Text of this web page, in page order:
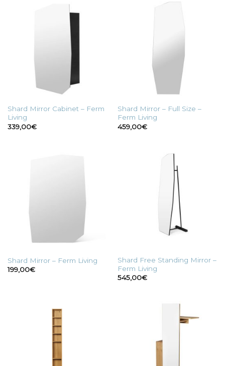
Shard Mirror Cabinet – Ferm
Living
339,00€
Shard Mirror – Full Size –
Ferm Living
459,00€
Shard Mirror – Ferm Living
199,00€
Shard Free Standing Mirror –
Ferm Living
545,00€